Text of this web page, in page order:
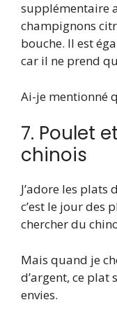
supplémentaire
champignons
bouche. Il est
car il ne prend
Ai-je mentionné
7. Poulet
chinois
J’adore les
c’est le jour des
chercher du
Mais quand je
d’argent, ce
envies.